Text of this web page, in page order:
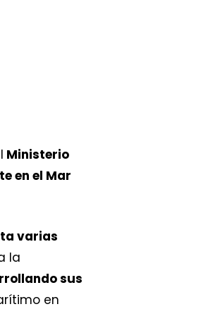
Ministerio
en el Mar
varias
la
sus
en